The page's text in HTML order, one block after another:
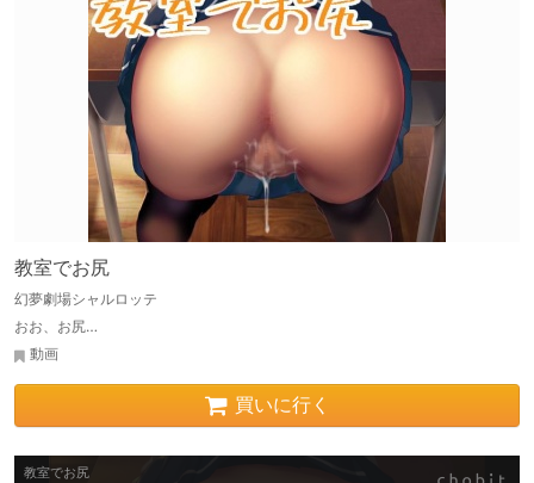
教室でお尻
幻夢劇場シャルロッテ
おお、お尻…
動画
買いに行く